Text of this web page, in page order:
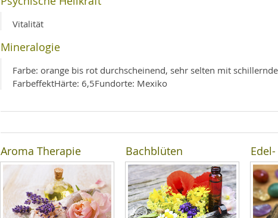
MUND UND ZÄHNE
PRÄVENTION UND ALTER
WISSENSCHAFT UND FORSCHUNG
Vitalität
Mineralogie
Farbe: orange bis rot durchscheinend, sehr selten mit
FarbeffektHärte: 6,5Fundorte: Mexiko
Aroma Therapie Bachblüten